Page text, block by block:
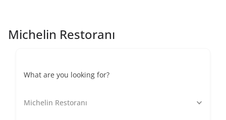
Michelin Restoranı
What are you looking for?
Michelin Restoranı